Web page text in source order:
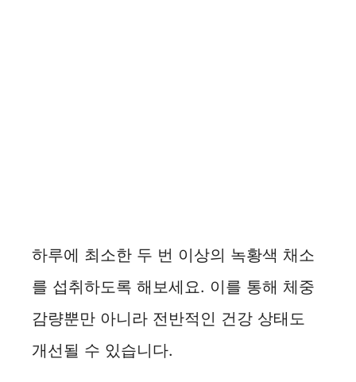
하루에 최소한 두 번 이상의 녹황색 채소
를 섭취하도록 해보세요. 이를 통해 체중
감량뿐만 아니라 전반적인 건강 상태도
개선될 수 있습니다.